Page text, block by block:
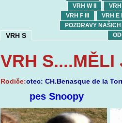
VRH S
VRH W II
VRH E
VRH F III
POZDRAVY
VRH
Rodiče:otec: CH.Benasque de la
pes